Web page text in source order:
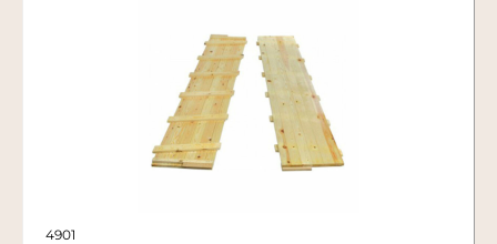
4901